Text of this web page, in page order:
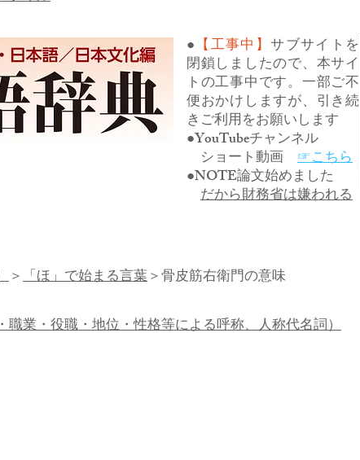
● 【工事中】サブサイトを
閉鎖しましたので、本サイ
トの工事中です。一部ご不
便おかけしますが、引き続
きご利用をお願いします
●YouTubeチャンネル
ショート動画 ☞こちら
●NOTE論文始めました
だから財務省は嫌われる
＞「ほ」で始まる言葉＞骨皮筋右衛門の意味
職業・役職・地位・性格等による呼称、人称代名詞）